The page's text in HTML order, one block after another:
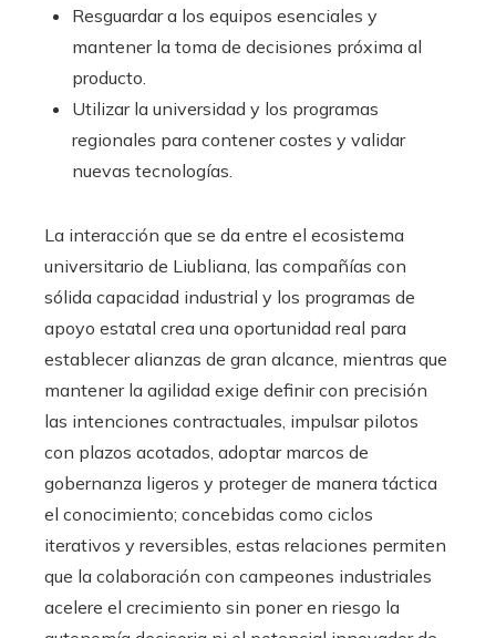
Resguardar a los equipos esenciales y
mantener la toma de decisiones próxima al
producto.
Utilizar la universidad y los programas
regionales para contener costes y validar
nuevas tecnologías.
La interacción que se da entre el ecosistema
universitario de Liubliana, las compañías con
sólida capacidad industrial y los programas de
apoyo estatal crea una oportunidad real para
establecer alianzas de gran alcance, mientras que
mantener la agilidad exige definir con precisión
las intenciones contractuales, impulsar pilotos
con plazos acotados, adoptar marcos de
gobernanza ligeros y proteger de manera táctica
el conocimiento; concebidas como ciclos
iterativos y reversibles, estas relaciones permiten
que la colaboración con campeones industriales
acelere el crecimiento sin poner en riesgo la